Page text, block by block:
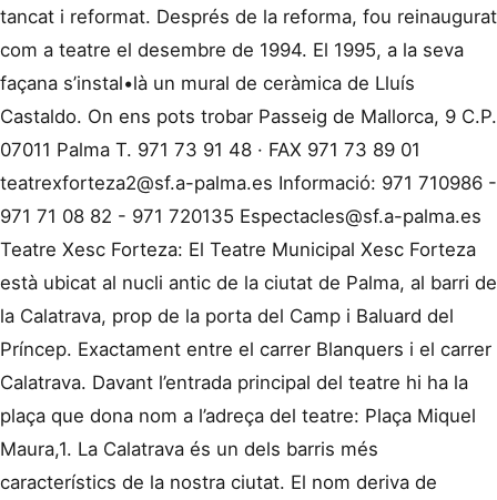
teatrexforteza2@sf.a-palma.es Informació: 971 710986 -
971 71 08 82 - 971 720135 Espectacles@sf.a-palma.es
Teatre Xesc Forteza: El Teatre Municipal Xesc Forteza
està ubicat al nucli antic de la ciutat de Palma, al barri de
la Calatrava, prop de la porta del Camp i Baluard del
Príncep. Exactament entre el carrer Blanquers i el carrer
Calatrava. Davant l’entrada principal del teatre hi ha la
plaça que dona nom a l’adreça del teatre: Plaça Miquel
Maura,1. La Calatrava és un dels barris més
característics de la nostra ciutat. El nom deriva de